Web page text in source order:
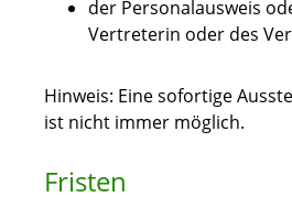
der Personalausweis
Vertreterin oder des
Hinweis: Eine sofortige
ist nicht immer möglich.
Fristen